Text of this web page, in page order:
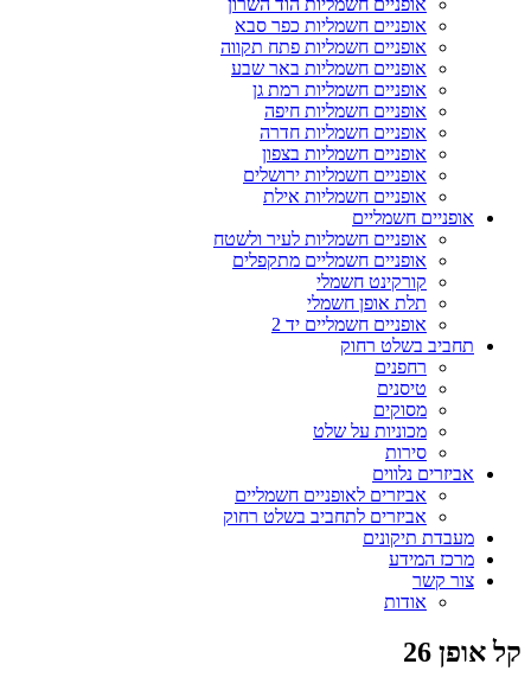
אופניים חשמליות הוד השרון
אופניים חשמליות כפר סבא
אופניים חשמליות פתח תקווה
אופניים חשמליות באר שבע
אופניים חשמליות רמת גן
אופניים חשמליות חיפה
אופניים חשמליות חדרה
אופניים חשמליות בצפון
אופניים חשמליות ירושלים
אופניים חשמליות אילת
אופניים חשמליים
אופניים חשמליות לעיר ולשטח
אופניים חשמליים מתקפלים
קורקינט חשמלי
תלת אופן חשמלי
אופניים חשמליים יד 2
תחביב בשלט רחוק
רחפנים
טיסנים
מסוקים
מכוניות על שלט
סירות
אביזרים נלווים
אביזרים לאופניים חשמליים
אביזרים לתחביב בשלט רחוק
מעבדת תיקונים
מרכז המידע
צור קשר
אודות
קל אופן 26